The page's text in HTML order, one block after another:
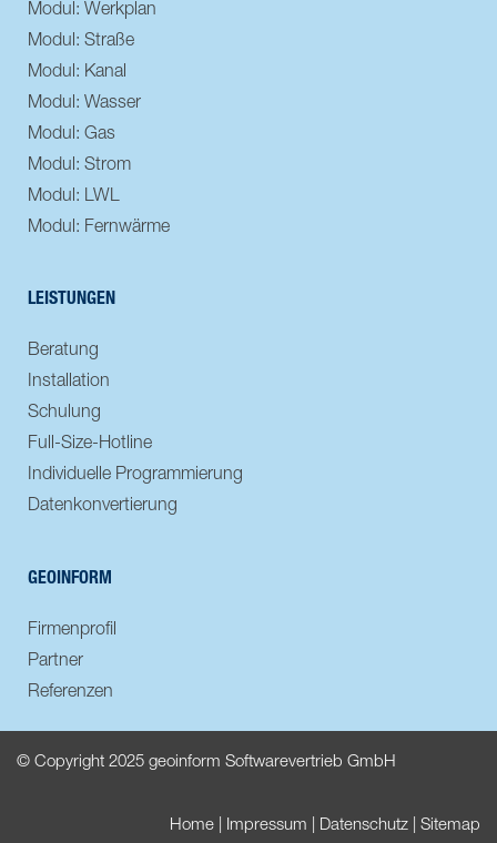
Modul: Werkplan
Modul: Straße
Modul: Kanal
Modul: Wasser
Modul: Gas
Modul: Strom
Modul: LWL
Modul: Fernwärme
LEISTUNGEN
Beratung
Installation
Schulung
Full-Size-Hotline
Individuelle Programmierung
Datenkonvertierung
GEOINFORM
Firmenprofil
Partner
Referenzen
© Copyright 2025 geoinform Softwarevertrieb GmbH
Home Impressum Datenschutz |Sitemap